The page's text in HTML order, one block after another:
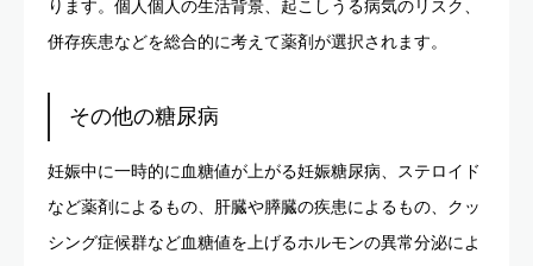
ります。個人個人の生活背景、起こしうる病気のリスク、
併存疾患などを総合的に考えて薬剤が選択されます。
その他の糖尿病
妊娠中に一時的に血糖値が上がる妊娠糖尿病、ステロイド
など薬剤によるもの、肝臓や膵臓の疾患によるもの、クッ
シング症候群など血糖値を上げるホルモンの異常分泌によ